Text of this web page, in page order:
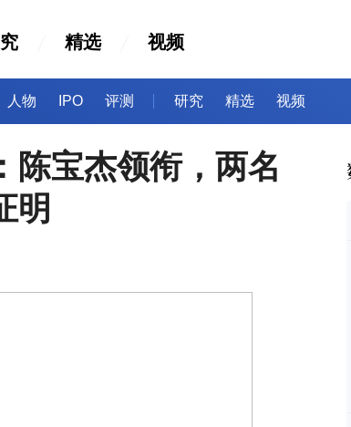
精选 视频
人物 IPO 评测 研究 精选 视频
陈宝杰领衔，两名
明